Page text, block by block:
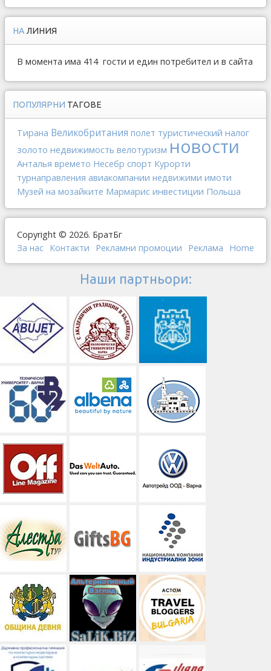
НА ЛИНИЯ
В момента има 414 гости и един потребител и в сайта
ПОПУЛЯРНИ ТАГОВЕ
Тирана Великобритания полет туристический налог
золото недвижимость велотуризм новости
Анталья времето Несебр спорт Курорти
турнаправления авиакомпании недвижими имоти
Музей на мозайките Мармарис инвестиции Польша
Copyright © 2026. БратБг
За нас Контакти Рекламни промоции Реклама Home
Наши партньори: